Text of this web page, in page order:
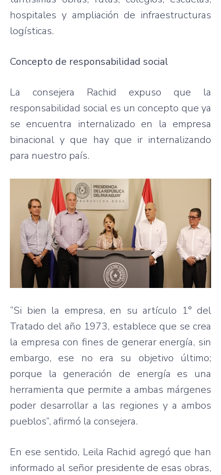
hospitales y ampliación de infraestructuras
logísticas.
Concepto de responsabilidad social
La consejera Rachid expuso que la
responsabilidad social es un concepto que ya
se encuentra internalizado en la empresa
binacional y que hay que ir internalizando
para nuestro país.
“Si bien la empresa, en su artículo 1° del
Tratado del año 1973, establece que se crea
la empresa con fines de generar energía, sin
embargo, ese no era su objetivo último;
porque la generación de energía es una
herramienta que permite a ambas márgenes
poder desarrollar a las regiones y a ambos
pueblos”, afirmó la consejera.
En ese sentido, Leila Rachid agregó que han
informado al señor presidente de esas obras,